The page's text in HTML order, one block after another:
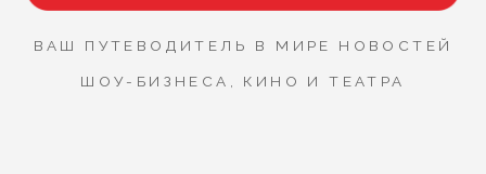
ВАШ ПУТЕВОДИТЕЛЬ В МИРЕ НОВОСТЕЙ
ШОУ-БИЗНЕСА, КИНО И ТЕАТРА